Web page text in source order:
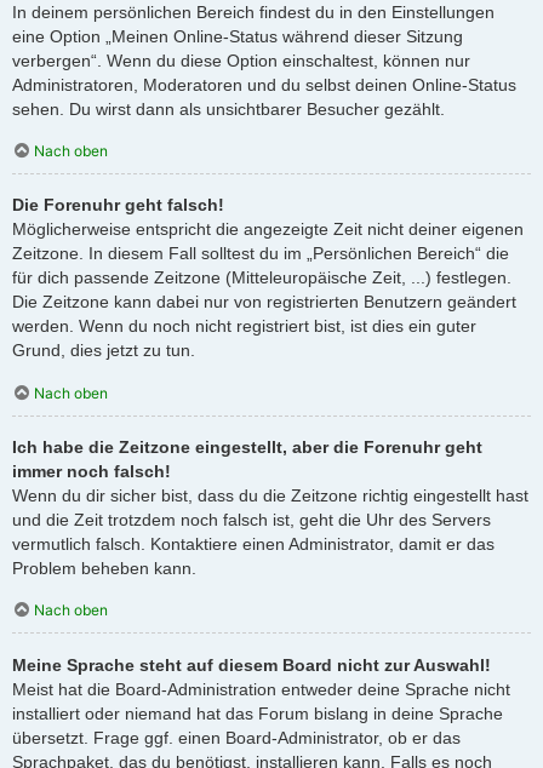
In deinem persönlichen Bereich findest du in den Einstellungen
eine Option „Meinen Online-Status während dieser Sitzung
verbergen“. Wenn du diese Option einschaltest, können nur
Administratoren, Moderatoren und du selbst deinen Online-Status
sehen. Du wirst dann als unsichtbarer Besucher gezählt.
Nach oben
Die Forenuhr geht falsch!
Möglicherweise entspricht die angezeigte Zeit nicht deiner eigenen
Zeitzone. In diesem Fall solltest du im „Persönlichen Bereich“ die
für dich passende Zeitzone (Mitteleuropäische Zeit, ...) festlegen.
Die Zeitzone kann dabei nur von registrierten Benutzern geändert
werden. Wenn du noch nicht registriert bist, ist dies ein guter
Grund, dies jetzt zu tun.
Nach oben
Ich habe die Zeitzone eingestellt, aber die Forenuhr geht
immer noch falsch!
Wenn du dir sicher bist, dass du die Zeitzone richtig eingestellt hast
und die Zeit trotzdem noch falsch ist, geht die Uhr des Servers
vermutlich falsch. Kontaktiere einen Administrator, damit er das
Problem beheben kann.
Nach oben
Meine Sprache steht auf diesem Board nicht zur Auswahl!
Meist hat die Board-Administration entweder deine Sprache nicht
installiert oder niemand hat das Forum bislang in deine Sprache
übersetzt. Frage ggf. einen Board-Administrator, ob er das
Sprachpaket, das du benötigst, installieren kann. Falls es noch